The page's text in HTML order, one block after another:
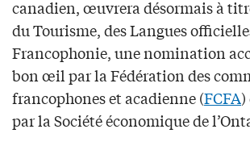
canadien, œuvrera désormais à
du Tourisme, des Langues
Francophonie, une nomination
bon œil par la Fédération des
francophones et acadienne (FCFA)
par la Société économique de